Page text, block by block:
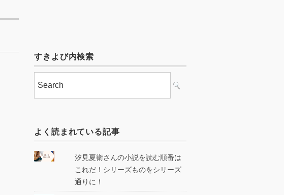
すきよび内検索
よく読まれている記事
汐見夏衛さんの小説を読む順番は
これだ！シリーズものをシリーズ
通りに！